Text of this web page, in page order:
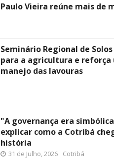
Paulo Vieira reúne mais de
Seminário Regional de
para a agricultura e reforça
manejo das lavouras
"A governança era
explicar como a Cotribá
história
31 de Julho, 2026 Cotribá